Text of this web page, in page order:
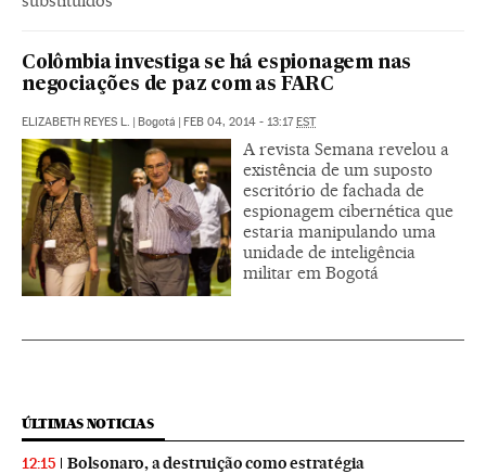
Colômbia investiga se há espionagem nas
negociações de paz com as FARC
ELIZABETH REYES L. | Bogotá | FEB 04, 2014 - 13:17EST
A revista Semana revelou a
existência de um suposto
escritório de fachada de
espionagem cibernética que
estaria manipulando uma
unidade de inteligência
militar em Bogotá
ÚLTIMAS NOTICIAS
12:15 Bolsonaro, a destruição como estratégia